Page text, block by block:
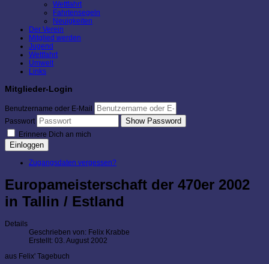
Wettfahrt
Fahrtensegeln
Neuigkeiten
Der Verein
Mitglied werden
Jugend
Wettfahrt
Umwelt
Links
Mitglieder-Login
Benutzername oder E-Mail
Passwort
Show Password
Erinnere Dich an mich
Einloggen
Zugangsdaten vergessen?
Europameisterschaft der 470er 2002
in Tallin / Estland
Details
Geschrieben von: Felix Krabbe
Erstellt: 03. August 2002
aus Felix' Tagebuch